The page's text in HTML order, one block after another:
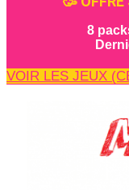
8
VOIR LES JEUX